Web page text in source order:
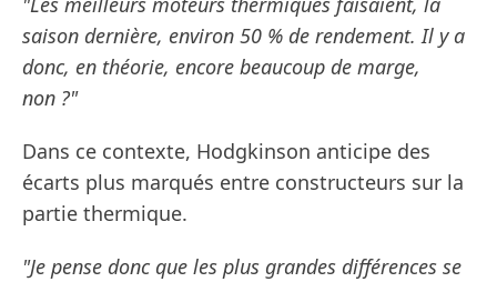
saison dernière, environ 50 % de rendement. Il y a
donc, en théorie, encore beaucoup de marge,
non ?"
Dans ce contexte, Hodgkinson anticipe des
écarts plus marqués entre constructeurs sur la
partie thermique.
"Je pense donc que les plus grandes différences se